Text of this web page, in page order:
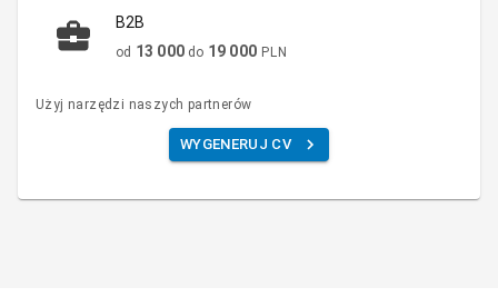
B2B
od 13 000 do 19 000 PLN
Użyj narzędzi naszych partnerów
WYGENERUJ CV